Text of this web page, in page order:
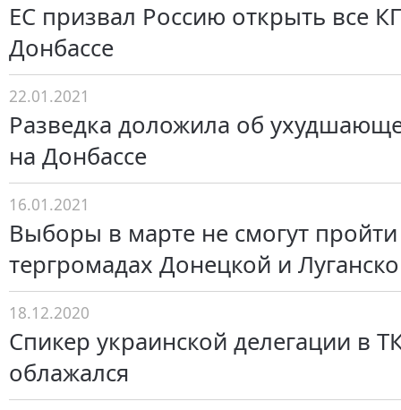
ЕС призвал Россию открыть все
Донбассе
22.01.2021
Разведка доложила об
на Донбассе
16.01.2021
Выборы в марте не смогут
тергромадах Донецкой и
18.12.2020
Спикер украинской делегации в
облажался